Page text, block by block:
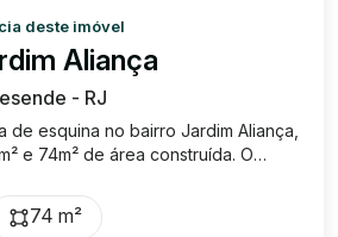
deste imóvel
Aliança
- RJ
de esquina no bairro Jardim Aliança,
e 74m² de área construída. O
com varanda), além de um quintal
oportunidade para quem
74 m²